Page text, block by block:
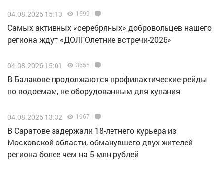
04.08.2026 15:13 1699
Самых активных «серебряных» добровольцев нашего
региона ждут «ДОЛГОлетние встречи-2026»
04.08.2026 15:01 3655
В Балакове продолжаются профилактические рейды
по водоемам, не оборудованным для купания
04.08.2026 13:32 1967
В Саратове задержали 18-летнего курьера из
Московской области, обманувшего двух жителей
региона более чем на 5 млн рублей